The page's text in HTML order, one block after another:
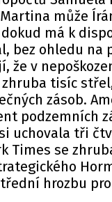
Martina může
má k
bez ohledu na
že v
zhruba tisíc
zásob.
podzemních
uchovala tři
Times se
hrozbu